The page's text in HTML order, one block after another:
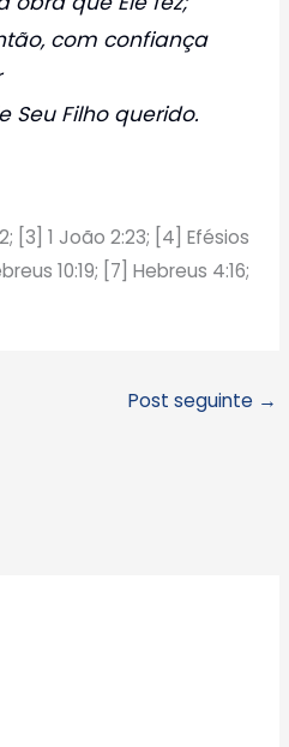
com confiança
Seu Filho querido.
[3] 1 João 2:23; [4] Efésios
10:19; [7] Hebreus 4:16;
Post seguinte →